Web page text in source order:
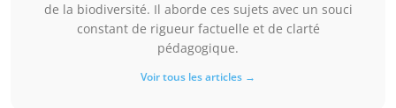
de la biodiversité. Il aborde ces sujets avec un souci
constant de rigueur factuelle et de clarté
pédagogique.
Voir tous les articles →